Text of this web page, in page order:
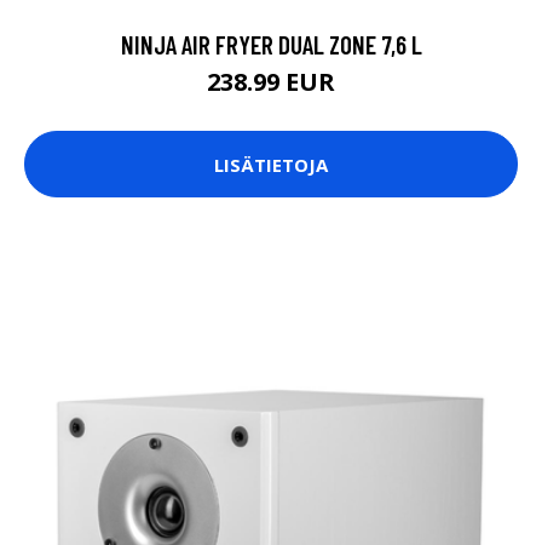
NINJA AIR FRYER DUAL ZONE 7,6 L
238.99 EUR
LISÄTIETOJA